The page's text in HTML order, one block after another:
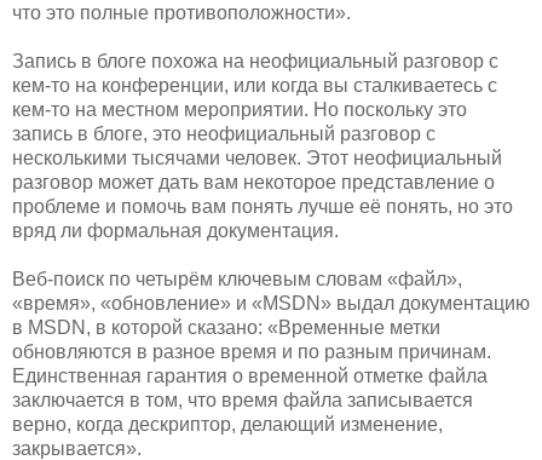
что это полные противоположности».
Запись в блоге похожа на неофициальный разговор с
кем-то на конференции, или когда вы сталкиваетесь с
кем-то на местном мероприятии. Но поскольку это
запись в блоге, это неофициальный разговор с
несколькими тысячами человек. Этот неофициальный
разговор может дать вам некоторое представление о
проблеме и помочь вам понять лучше её понять, но это
вряд ли формальная документация.
Веб-поиск по четырём ключевым словам «файл»,
«время», «обновление» и «MSDN» выдал документацию
в MSDN, в которой сказано: «Временные метки
обновляются в разное время и по разным причинам.
Единственная гарантия о временной отметке файла
заключается в том, что время файла записывается
верно, когда дескриптор, делающий изменение,
закрывается».